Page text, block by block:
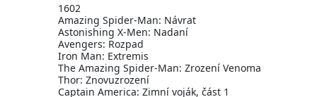
1602
Amazing Spider-Man: Návrat
Astonishing X-Men: Nadaní
Avengers: Rozpad
Iron Man: Extremis
The Amazing Spider-Man: Zrození Venoma
Thor: Znovuzrození
Captain America: Zimní voják, část 1